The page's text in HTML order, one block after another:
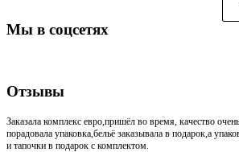
Мы в соцсетях
Отзывы
Заказала комплекс евро,пришёл во время, качество
порадовала упаковка,бельё заказывала в подарок,а
и тапочки в подарок с комплектом.